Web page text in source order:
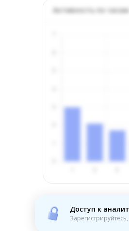
Активность по часам
Доступ к